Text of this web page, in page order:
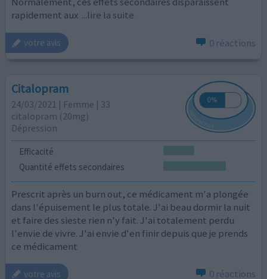
rapidement aux ...lire la suite
votre avis 0 réactions
Citalopram
24/03/2021 | Femme | 33
citalopram (20mg)
Dépression
Efficacité
Quantité effets secondaires
Prescrit après un burn out, ce médicament m'a plongée
dans l'épuisement le plus totale. J'ai beau dormir la nuit
et faire des sieste rien n'y fait. J'ai totalement perdu
l'envie de vivre. J'ai envie d'en finir depuis que je prends
ce médicament
votre avis 0 réactions